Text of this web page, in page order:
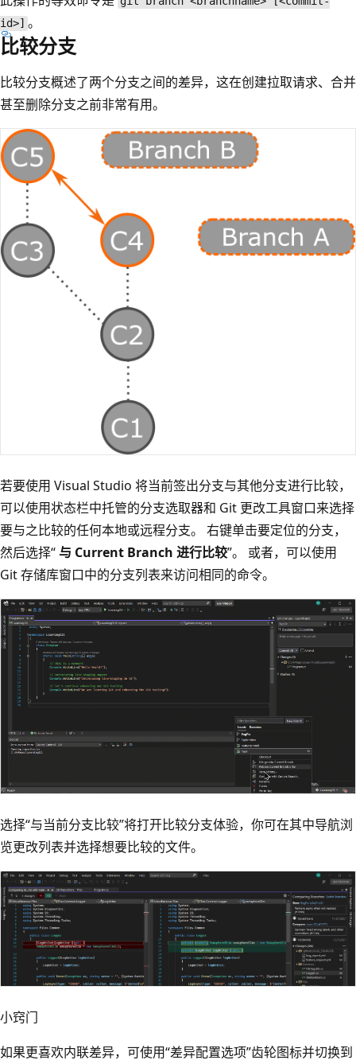
id>] 。
比较分支
比较分支概述了两个分支之间的差异，这在创建拉取请求、合并
甚至删除分支之前非常有用。
若要使用 Visual Studio 将当前签出分支与其他分支进行比较，
可以使用状态栏中托管的分支选取器和 Git 更改工具窗口来选择
要与之比较的任何本地或远程分支。 右键单击要定位的分支，
然后选择“ 与 Current Branch 进行比较”。 或者，可以使用
Git 存储库窗口中的分支列表来访问相同的命令。
选择“与当前分支比较”将打开比较分支体验，你可在其中导航浏
览更改列表并选择想要比较的文件。
小窍门
如果更喜欢内联差异，可使用“差异配置选项”齿轮图标并切换到